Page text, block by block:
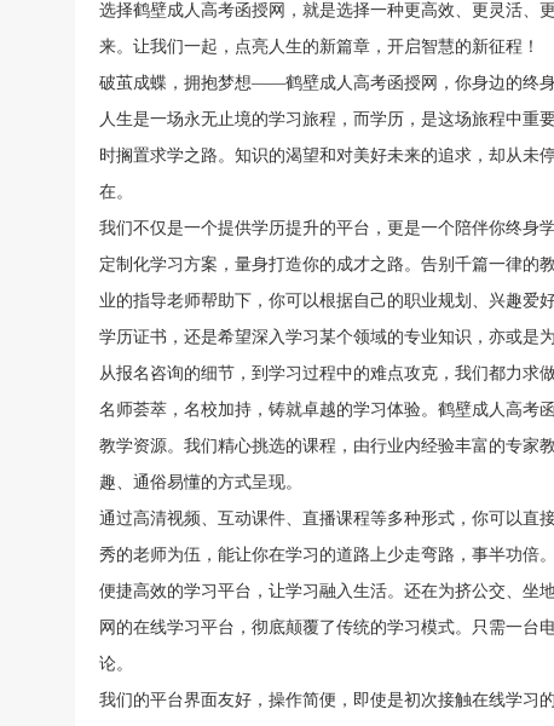
选择鹤壁成人高考函授网，就是选择一种更高效、更灵活、
来。让我们一起，点亮人生的新篇章，开启智慧的新征程！
破茧成蝶，拥抱梦想——鹤壁成人高考函授网，你身边的终
人生是一场永无止境的学习旅程，而学历，是这场旅程中
时搁置求学之路。知识的渴望和对美好未来的追求，却从未
在。
我们不仅是一个提供学历提升的平台，更是一个陪伴你终身
定制化学习方案，量身打造你的成才之路。告别千篇一律的
业的指导老师帮助下，你可以根据自己的职业规划、兴趣爱
学历证书，还是希望深入学习某个领域的专业知识，亦或是
从报名咨询的细节，到学习过程中的难点攻克，我们都力求
名师荟萃，名校加持，铸就卓越的学习体验。鹤壁成人高考
教学资源。我们精心挑选的课程，由行业内经验丰富的专家
趣、通俗易懂的方式呈现。
通过高清视频、互动课件、直播课程等多种形式，你可以直
秀的老师为伍，能让你在学习的道路上少走弯路，事半功倍。
便捷高效的学习平台，让学习融入生活。还在为挤公交、坐
网的在线学习平台，彻底颠覆了传统的学习模式。只需一
论。
我们的平台界面友好，操作简便，即使是初次接触在线学习